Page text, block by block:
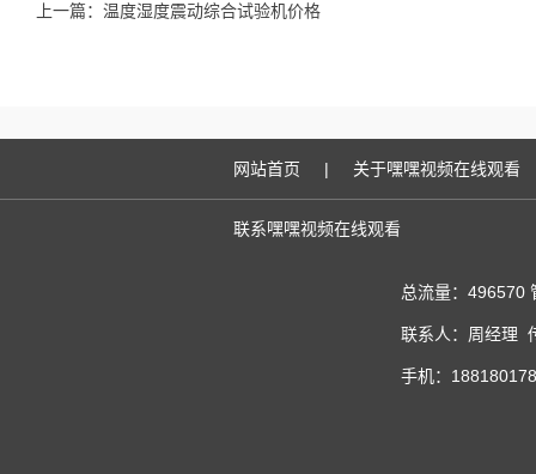
上一篇： 温度湿度震动综合试验机价格
网站首页 | 关于嘿嘿视频在线观看
联系嘿嘿视频在线观看
总流量：496570
联系人：周经理
手机：